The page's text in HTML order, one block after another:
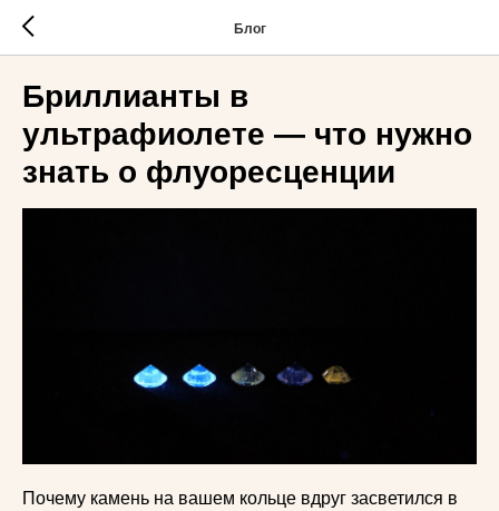
Блог
Бриллианты в
ультрафиолете — что нужно
знать о флуоресценции
Почему камень на вашем кольце вдруг засветился в